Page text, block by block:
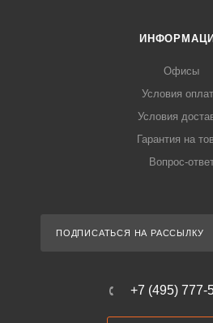
Офисы
Условия
Условия
Гарантия на
Вопрос-
ПОДПИСАТЬСЯ НА РАССЫЛКУ
+7 (495) 777-